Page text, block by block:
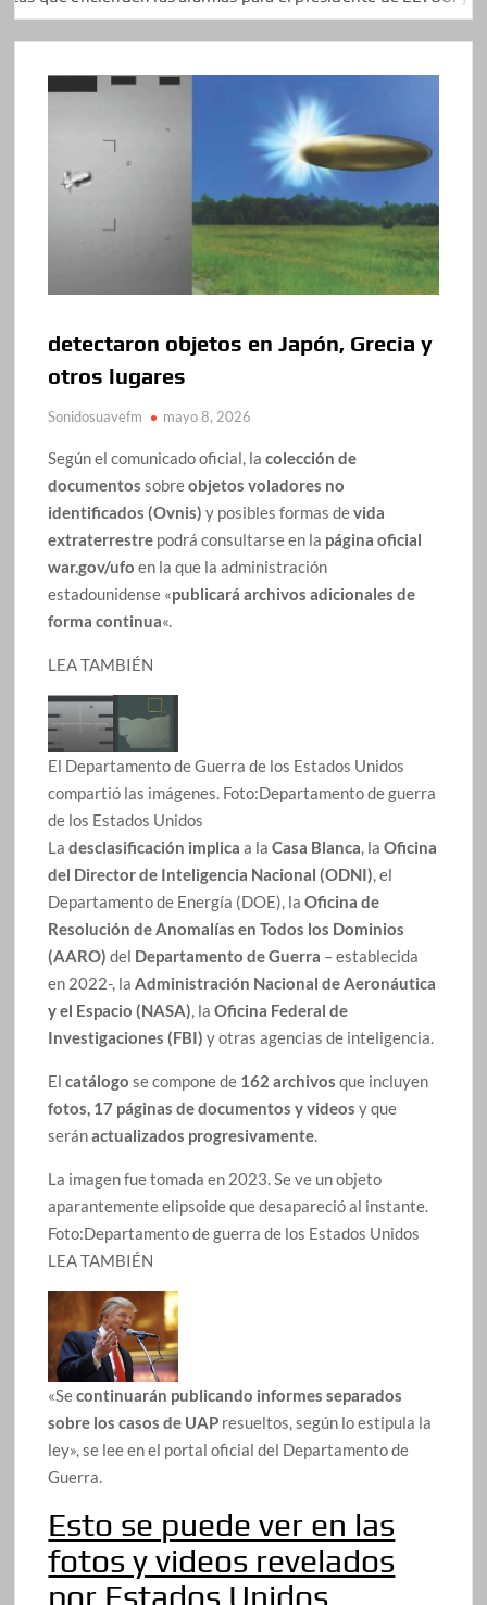
detectaron objetos en Japón, Grecia y
otros lugares
Sonidosuavefm mayo 8, 2026
Según el comunicado oficial, lacolección de
documentos sobreobjetos voladores no
identificados (Ovnis) y posibles formas devida
extraterrestre podrá consultarse en la página oficial
war.gov/ufo en la que la administración
estadounidense «publicará archivos adicionales de
forma continua«.
LEA TAMBIÉN
El Departamento de Guerra de los Estados Unidos
compartió las imágenes. Foto:Departamento de guerra
de los Estados Unidos
Ladesclasificación implica a laCasa Blanca, laOficina
del Director de Inteligencia Nacional (ODNI), el
Departamento de Energía (DOE), laOficina de
Resolución de Anomalías en Todos los Dominios
(AARO) del Departamento de Guerra – establecida
en 2022-, laAdministración Nacional de Aeronáutica
y el Espacio (NASA), laOficina Federal de
Investigaciones (FBI) y otras agencias de inteligencia.
Elcatálogo se compone de 162 archivos que incluyen
fotos, 17 páginas de documentos y videos y que
seránactualizados progresivamente.
La imagen fue tomada en 2023. Se ve un objeto
aparantemente elipsoide que desapareció al instante.
Foto:Departamento de guerra de los Estados Unidos
LEA TAMBIÉN
«Secontinuarán publicando informes separados
sobre los casos de UAP resueltos, según lo estipula la
ley», se lee en el portal oficial del Departamento de
Guerra.
Esto se puede ver en las
fotos y videos revelados
por Estados Unidos